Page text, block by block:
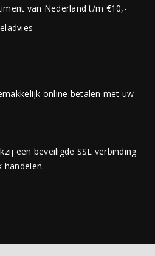
van Nederland t/m €10,-
online betalen met uw
een beveiligde SSL verbinding
handelen.